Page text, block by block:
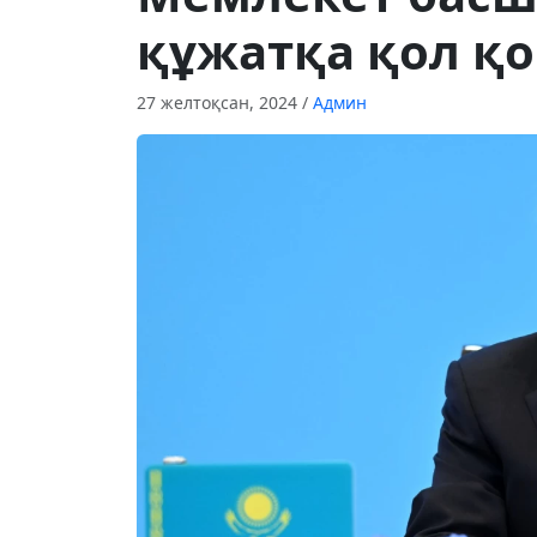
құжатқа қол
27 желтоқсан, 2024 / Админ